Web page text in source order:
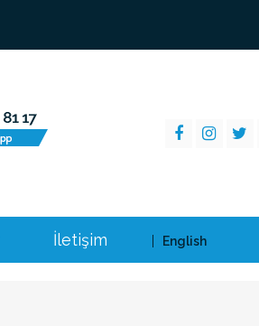
İletişim English